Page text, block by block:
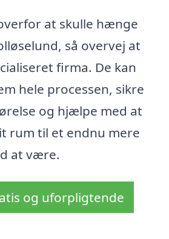
at skulle hænge
så overvej at
firma. De kan
hele processen, sikre
og hjælpe med at
rum til et endnu mere
at være.
og uforpligtende